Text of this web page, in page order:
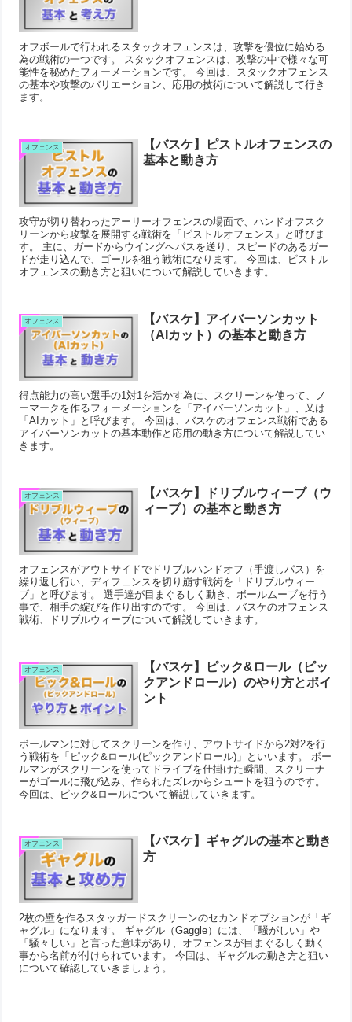
オフボールで行われるスタックオフェンスは、攻撃を優位に始める
為の戦術の一つです。 スタックオフェンスは、攻撃の中で様々な可
能性を秘めたフォーメーションです。 今回は、スタックオフェンス
の基本や攻撃のバリエーション、応用の技術について解説して行き
ます。
オフェンス
【バスケ】ピストルオフェンスの
基本と動き方
攻守が切り替わったアーリーオフェンスの場面で、ハンドオフスク
リーンから攻撃を展開する戦術を「ピストルオフェンス」と呼びま
す。 主に、ガードからウイングへパスを送り、スピードのあるガー
ドが走り込んで、ゴールを狙う戦術になります。 今回は、ピストル
オフェンスの動き方と狙いについて解説していきます。
オフェンス
【バスケ】アイバーソンカット
（AIカット）の基本と動き方
得点能力の高い選手の1対1を活かす為に、スクリーンを使って、ノ
ーマークを作るフォーメーションを「アイバーソンカット」、又は
「AIカット」と呼びます。 今回は、バスケのオフェンス戦術である
アイバーソンカットの基本動作と応用の動き方について解説してい
きます。
オフェンス
【バスケ】ドリブルウィーブ（ウ
ィーブ）の基本と動き方
オフェンスがアウトサイドでドリブルハンドオフ（手渡しパス）を
繰り返し行い、ディフェンスを切り崩す戦術を「ドリブルウィー
ブ」と呼びます。 選手達が目まぐるしく動き、ボールムーブを行う
事で、相手の綻びを作り出すのです。 今回は、バスケのオフェンス
戦術、ドリブルウィーブについて解説していきます。
オフェンス
【バスケ】ピック&ロール（ピッ
クアンドロール）のやり方とポイ
ント
ボールマンに対してスクリーンを作り、アウトサイドから2対2を行
う戦術を「ピック&ロール(ピックアンドロール)」といいます。 ボー
ルマンがスクリーンを使ってドライブを仕掛けた瞬間、スクリーナ
ーがゴールに飛び込み、作られたズレからシュートを狙うのです。
今回は、ピック&ロールについて解説していきます。
オフェンス
【バスケ】ギャグルの基本と動き
方
2枚の壁を作るスタッガードスクリーンのセカンドオプションが「ギ
ャグル」になります。 ギャグル（Gaggle）には、「騒がしい」や
「騒々しい」と言った意味があり、オフェンスが目まぐるしく動く
事から名前が付けられています。 今回は、ギャグルの動き方と狙い
について確認していきましょう。